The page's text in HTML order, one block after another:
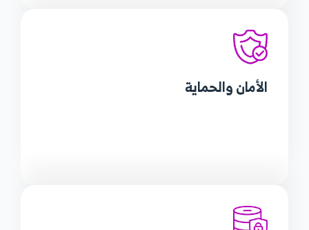
الأمانوالحماية